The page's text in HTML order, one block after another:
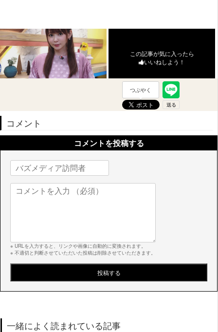
この記事が気に入ったら
いいねしよう！
つぶやく
コメント
コメントを投稿する
※ URLを入力すると、リンクや画像に自動的に変換されます。
※ 不適切と判断させていただいた投稿は削除させていただきます。
一緒によく読まれている記事